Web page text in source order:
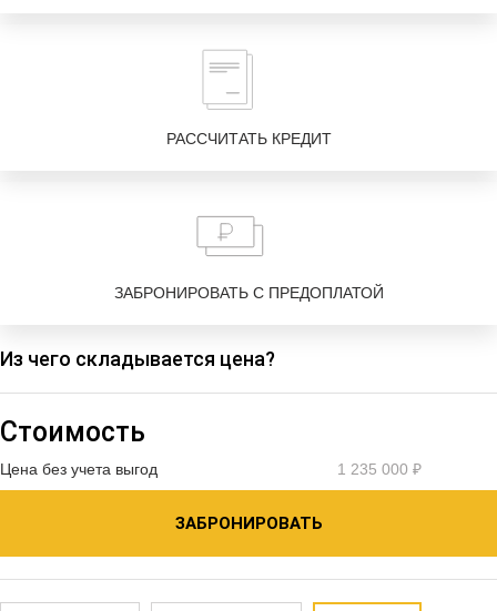
РАССЧИТАТЬ КРЕДИТ
ЗАБРОНИРОВАТЬ С ПРЕДОПЛАТОЙ
Из чего складывается цена?
Стоимость
Цена без учета выгод 1 235 000 ₽
ЗАБРОНИРОВАТЬ